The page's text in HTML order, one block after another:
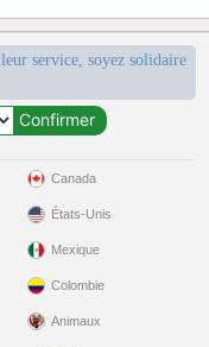
service, soyez solidaire
Canada
États-Unis
Mexique
Colombie
Animaux